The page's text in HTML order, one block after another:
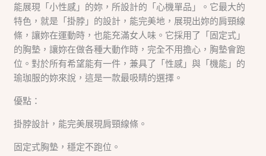
能展現「小性感」的妳，所設計的「心機單品」。它最大的
特色，就是「掛脖」的設計，能完美地，展現出妳的肩頸線
條，讓妳在運動時，也能充滿女人味。它採用了「固定式」
的胸墊，讓妳在做各種大動作時，完全不用擔心，胸墊會跑
位。對於所有希望能有一件，兼具了「性感」與「機能」的
瑜珈服的妳來說，這是一款最吸睛的選擇。
優點：
掛脖設計，能完美展現肩頸線條。
固定式胸墊，穩定不跑位。